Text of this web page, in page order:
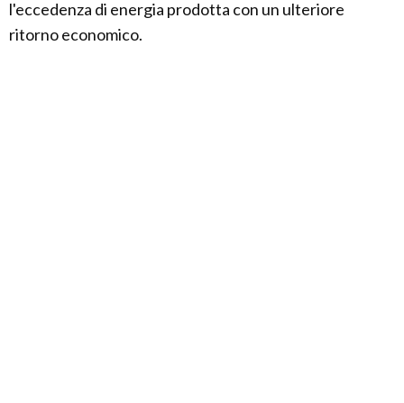
l'eccedenza di energia prodotta con un ulteriore
ritorno economico.